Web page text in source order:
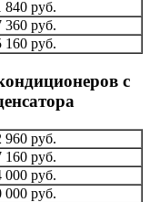
840 руб.
360 руб.
160 руб.
с
960 руб.
160 руб.
000 руб.
000 руб.